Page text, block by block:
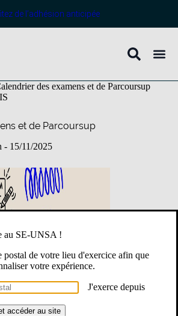
de l’adhésion anticipée
des examens et de Parcoursup
et de Parcoursup
- 15/11/2025
au SE-UNSA !
postal de votre lieu d'exercice afin que
votre expérience.
J'exerce depuis
accéder au site